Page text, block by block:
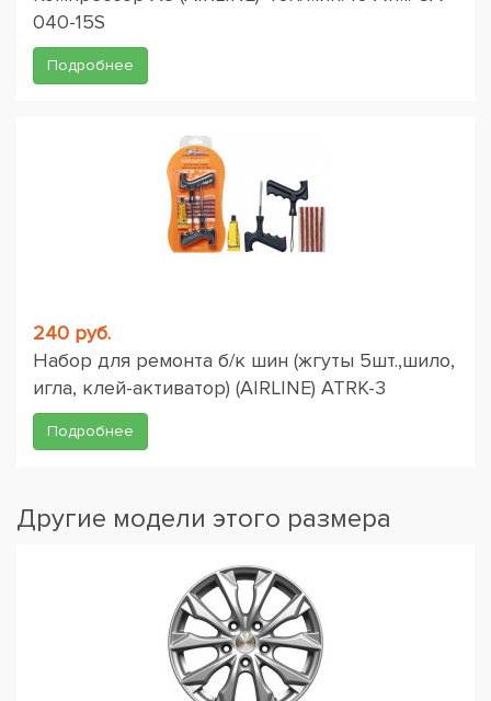
040-15S
Подробнее
240 руб.
Набор для ремонта б/к шин (жгуты 5шт.,шило,
игла, клей-активатор) (AIRLINE) ATRK-3
Подробнее
Другие модели этого размера